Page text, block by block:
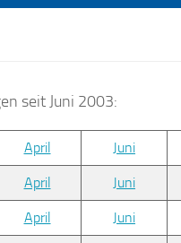
seit Juni 2003:
April Juni
April Juni
April Juni